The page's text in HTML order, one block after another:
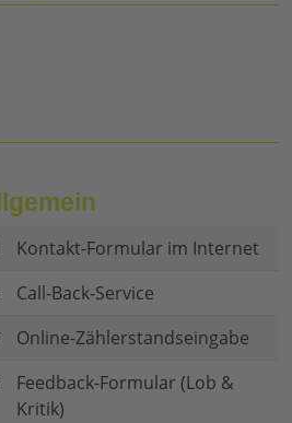
Kontakt-Formular im Internet
Call-Back-Service
Online-Zählerstandseingabe
Feedback-Formular (Lob &
Kritik)